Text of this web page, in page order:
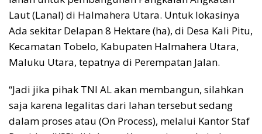
Laut (Lanal) di Halmahera Utara. Untuk lokasinya
Ada sekitar Delapan 8 Hektare (ha), di Desa Kali Pitu,
Kecamatan Tobelo, Kabupaten Halmahera Utara,
Maluku Utara, tepatnya di Perempatan Jalan.
“Jadi jika pihak TNI AL akan membangun, silahkan
saja karena legalitas dari lahan tersebut sedang
dalam proses atau (On Process), melalui Kantor Staf